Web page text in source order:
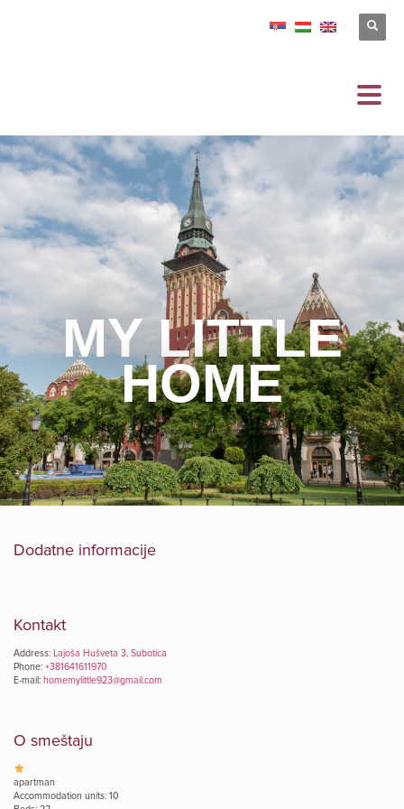
MY LITTLE
HOME
Dodatne informacije
Kontakt
Address: Lajoša Hušveta 3, Subotica
Phone: +381641611970
E-mail: homemylittle923@gmail.com
O smeštaju
apartman
Accommodation units: 10